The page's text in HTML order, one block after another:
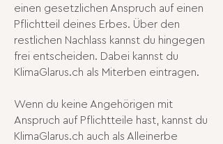
einen gesetzlichen Anspruch auf einen
Pflichtteil deines Erbes. Über den
restlichen Nachlass kannst du hingegen
frei entscheiden. Dabei kannst du
KlimaGlarus.ch als Miterben eintragen.
Wenn du keine Angehörigen mit
Anspruch auf Pflichtteile hast, kannst du
KlimaGlarus.ch auch als Alleinerbe